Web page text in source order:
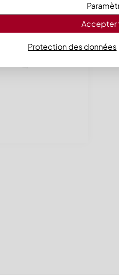
Accepter
Protection des données